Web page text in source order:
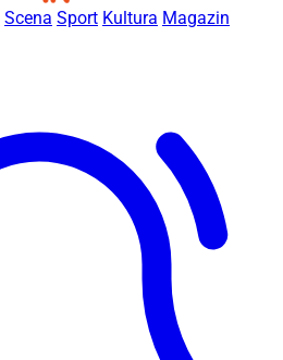
Scena Sport Kultura Magazin